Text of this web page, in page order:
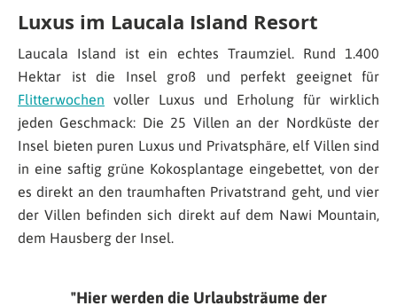
Luxus im Laucala Island Resort
Laucala Island ist ein echtes Traumziel. Rund 1.400
Hektar ist die Insel groß und perfekt geeignet für
Flitterwochen voller Luxus und Erholung für wirklich
jeden Geschmack: Die 25 Villen an der Nordküste der
Insel bieten puren Luxus und Privatsphäre, elf Villen sind
in eine saftig grüne Kokosplantage eingebettet, von der
es direkt an den traumhaften Privatstrand geht, und vier
der Villen befinden sich direkt auf dem Nawi Mountain,
dem Hausberg der Insel.
Hier werden die Urlaubsträume der